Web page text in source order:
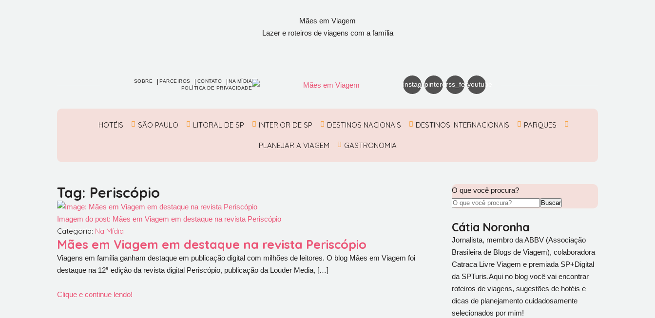
Mães em Viagem
Lazer e roteiros de viagens com a família
SOBRE PARCEIROS CONTATO
NA MÍDIA
POLÍTICA DE PRIVACIDADE
instagrampinterestrss_feedyoutube
HOTÉIS SÃO PAULO LITORAL DE SP INTERIOR DE SP DESTINOS NACIONAIS DESTINOS INTERNACIONAIS PARQUES
PLANEJAR A VIAGEM GASTRONOMIA
Tag: Periscópio
Imagem do post: Mães em Viagem em destaque na revista Periscópio
Categoria: Na Mídia
Mães em Viagem em destaque na revista Periscópio
Viagens em família ganham destaque em publicação digital com milhões de leitores. O blog Mães em Viagem foi
destaque na 12ª edição da revista digital Periscópio, publicação da Louder Media, […]
Clique e continue lendo!
O que você procura?
Buscar
Cátia Noronha
Jornalista, membro da ABBV (Associação
Brasileira de Blogs de Viagem), colaboradora
Catraca Livre Viagem e premiada SP+Digital
da SPTuris.Aqui no blog você vai encontrar
roteiros de viagens, sugestões de hotéis e
dicas de planejamento cuidadosamente
selecionados por mim!